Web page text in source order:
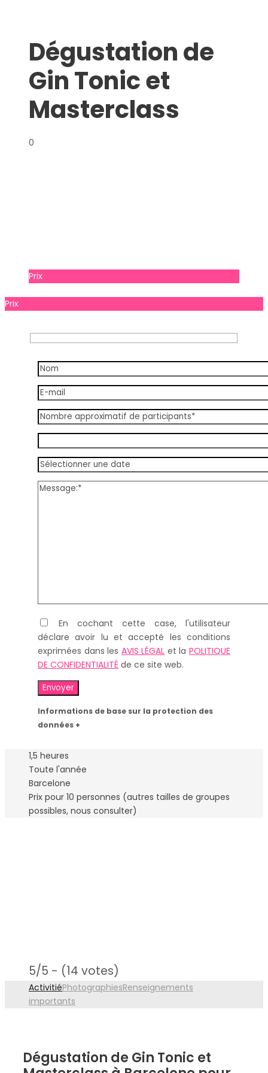
Dégustation de
Gin Tonic et
Masterclass
0
Prix
Prix
En cochant cette case, l'utilisateur
déclare avoir lu et accepté les conditions
exprimées dans les AVIS LÉGAL et laPOLITIQUE
DE CONFIDENTIALITÉ de ce site web.
Informations de base sur la protection des
données +
1,5 heures
Toute l'année
Barcelone
Prix ​​pour 10 personnes (autres tailles de groupes
possibles, nous consulter)
5/5 - (14 votes)
ActivitiéPhotographiesRenseignements
importants
Dégustation de Gin Tonic et